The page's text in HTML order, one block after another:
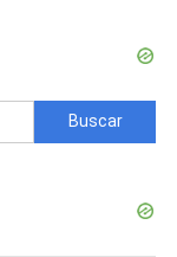
Presunto
De
Drogas
Vecinal
Buscar: